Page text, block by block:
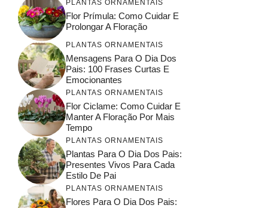
PLANTAS ORNAMENTAIS
Flor Prímula: Como Cuidar E
Prolongar A Floração
PLANTAS ORNAMENTAIS
Mensagens Para O Dia Dos
Pais: 100 Frases Curtas E
Emocionantes
PLANTAS ORNAMENTAIS
Flor Ciclame: Como Cuidar E
Manter A Floração Por Mais
Tempo
PLANTAS ORNAMENTAIS
Plantas Para O Dia Dos Pais:
Presentes Vivos Para Cada
Estilo De Pai
PLANTAS ORNAMENTAIS
Flores Para O Dia Dos Pais: